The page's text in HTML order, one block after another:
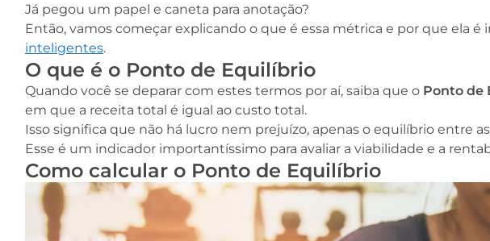
Já pegou um papel e caneta para anotação?
Então, vamos começar explicando o que é essa métrica e por que ela é
inteligentes.
O que é o Ponto de Equilíbrio
Quando você se deparar com estes termos por aí, saiba que o Ponto de
em que a receita total é igual ao custo total.
Isso significa que não há lucro nem prejuízo, apenas o equilíbrio entre
Esse é um indicador importantíssimo para avaliar a viabilidade e a
Como calcular o Ponto de Equilíbrio